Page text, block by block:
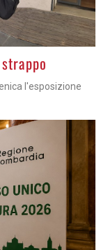
l'esposizione